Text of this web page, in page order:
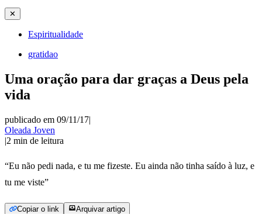
✕
Espiritualidade
gratidao
Uma oração para dar graças a Deus pela
vida
publicado em 09/11/17|
Oleada Joven
|2 min de leitura
“Eu não pedi nada, e tu me fizeste. Eu ainda não tinha saído à luz, e
tu me viste”
Copiar o link Arquivar artigo